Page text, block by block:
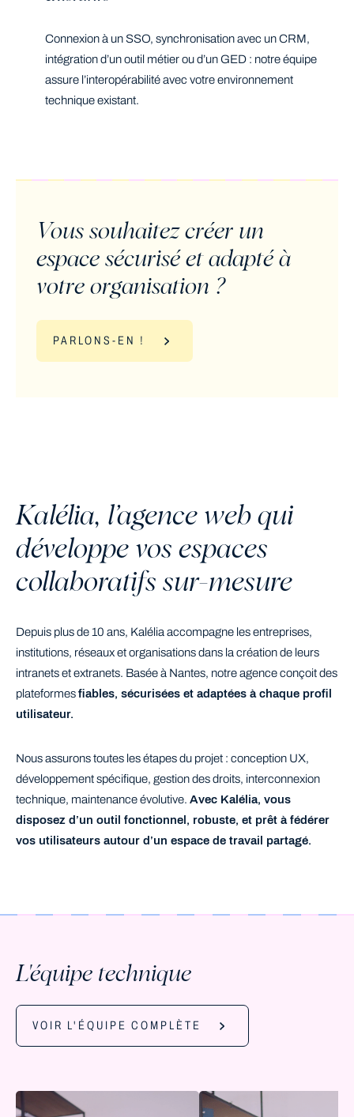
Connexion à un SSO, synchronisation avec un CRM,
intégration d’un outil métier ou d’un GED : notre équipe
assure l’interopérabilité avec votre environnement
technique existant.
Vous souhaitez créer un
espace sécurisé et adapté à
votre organisation ?
PARLONS-EN !
Kalélia, l’agence web qui
développe vos espaces
collaboratifs sur-mesure
Depuis plus de 10 ans, Kalélia accompagne les entreprises,
institutions, réseaux et organisations dans la création de leurs
intranets et extranets. Basée à Nantes, notre agence conçoit des
plateformesfiables, sécurisées et adaptées à chaque profil
utilisateur.
Nous assurons toutes les étapes du projet : conception UX,
développement spécifique, gestion des droits, interconnexion
technique, maintenance évolutive. Avec Kalélia, vous
disposez d’un outil fonctionnel, robuste, et prêt à fédérer
vos utilisateurs autour d’un espace de travail partagé.
L'équipe technique
VOIR L'ÉQUIPE COMPLÈTE